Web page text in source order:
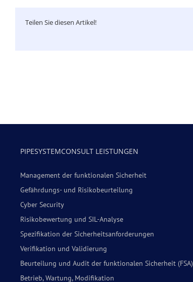
Teilen Sie diesen Artikel!
PIPESYSTEMCONSULT LEISTUNGEN
Management der funktionalen Sicherheit
Gefährdungs- und Risikobeurteilung
Cyber Security
Risikobewertung und SIL-Analyse
Spezifikation der Sicherheitsanforderungen
Verifikation und Validierung
Beurteilung und Audit der funktionalen Sicherheit (FSA)
Betrieb, Wartung, Modifikation